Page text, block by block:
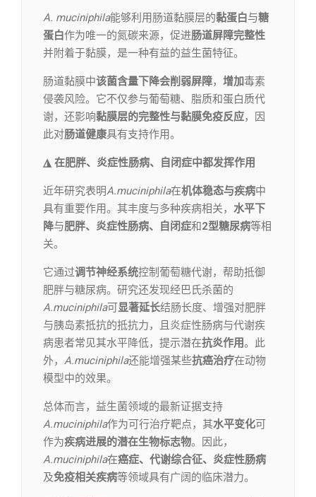
A. muciniphila能够利用肠道黏膜层的黏蛋白与糖
蛋白作为唯一的氮碳来源，促进肠道屏障完整性
并附着于黏膜，是一种有益的益生菌特征。
肠道黏膜中该菌含量下降会削弱屏障， 增加毒素
侵袭风险。它不仅参与葡萄糖、脂质和蛋白质代
谢，还影响黏膜层的完整性与黏膜免疫反应，因
此对肠道健康具有支持作用。
◮ 在肥胖、炎症性肠病、自闭症中都发挥作用
近年研究表明A.muciniphila在机体稳态与疾病中
具有重要作用。其丰度与多种疾病相关， 水平下
降与肥胖、炎症性肠病、自闭症和2型糖尿病等相
关。
它通过调节神经系统控制葡萄糖代谢，帮助抵御
肥胖与糖尿病。研究还发现经巴氏杀菌的
A.muciniphila可 显著延长结肠长度、增强对肥胖
与胰岛素抵抗的抵抗力，且炎症性肠病与代谢疾
病患者常见其水平降低，提示潜在抗炎作用。此
外， A.muciniphila还能增强某些抗癌治疗在动物
模型中的效果。
总体而言，益生菌领域的最新证据支持
A.muciniphila作为可行治疗靶点，其水平变化可
作为疾病进展的潜在生物标志物。因此，
A.muciniphila在癌症、代谢综合征、炎症性肠病
及免疫相关疾病等领域具有广阔的临床潜力。